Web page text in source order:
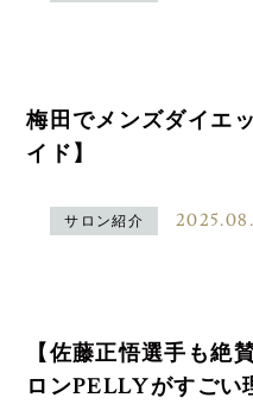
梅田でメンズダイエ
イド】
サロン紹介
【佐藤正悟選手も絶
ロンPELLYがすごい